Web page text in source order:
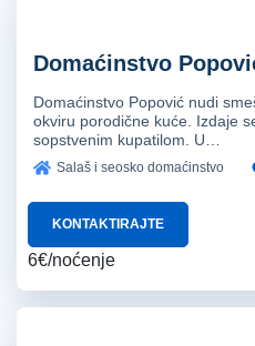
Domaćinstvo
Domaćinstvo Popović nudi
okviru porodične kuće. Izdaje
sopstvenim kupatilom. U…
Salaš i seosko domaćinstvo
KONTAKTIRAJTE
6€/noćenje